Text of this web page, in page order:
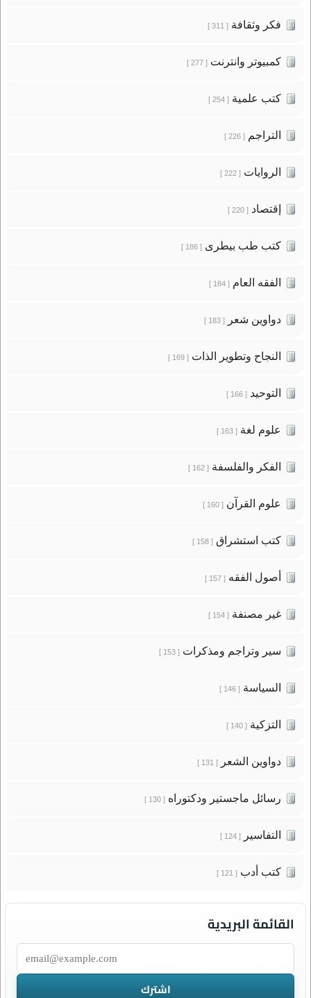
فكر وثقافة[ 311 ]
كمبيوتر وانترنت[ 277 ]
كتب علمية[ 254 ]
التراجم[ 226 ]
الروايات[ 222 ]
إقتصاد[ 220 ]
كتب طب بيطرى[ 186 ]
الفقه العام[ 184 ]
دواوين شعر[ 183 ]
النجاح وتطوير الذات[ 169 ]
التوحيد[ 166 ]
علوم لغة[ 163 ]
الفكر والفلسفة[ 162 ]
علوم القرآن[ 160 ]
كتب استشراق[ 158 ]
أصول الفقه[ 157 ]
غير مصنفة[ 154 ]
سير وتراجم ومذكرات[ 153 ]
السياسة[ 146 ]
التزكية[ 140 ]
دواوين الشعر[ 131 ]
رسائل ماجستير ودكتوراه[ 130 ]
التفاسير[ 124 ]
كتب أدب[ 121 ]
القائمة البريدية